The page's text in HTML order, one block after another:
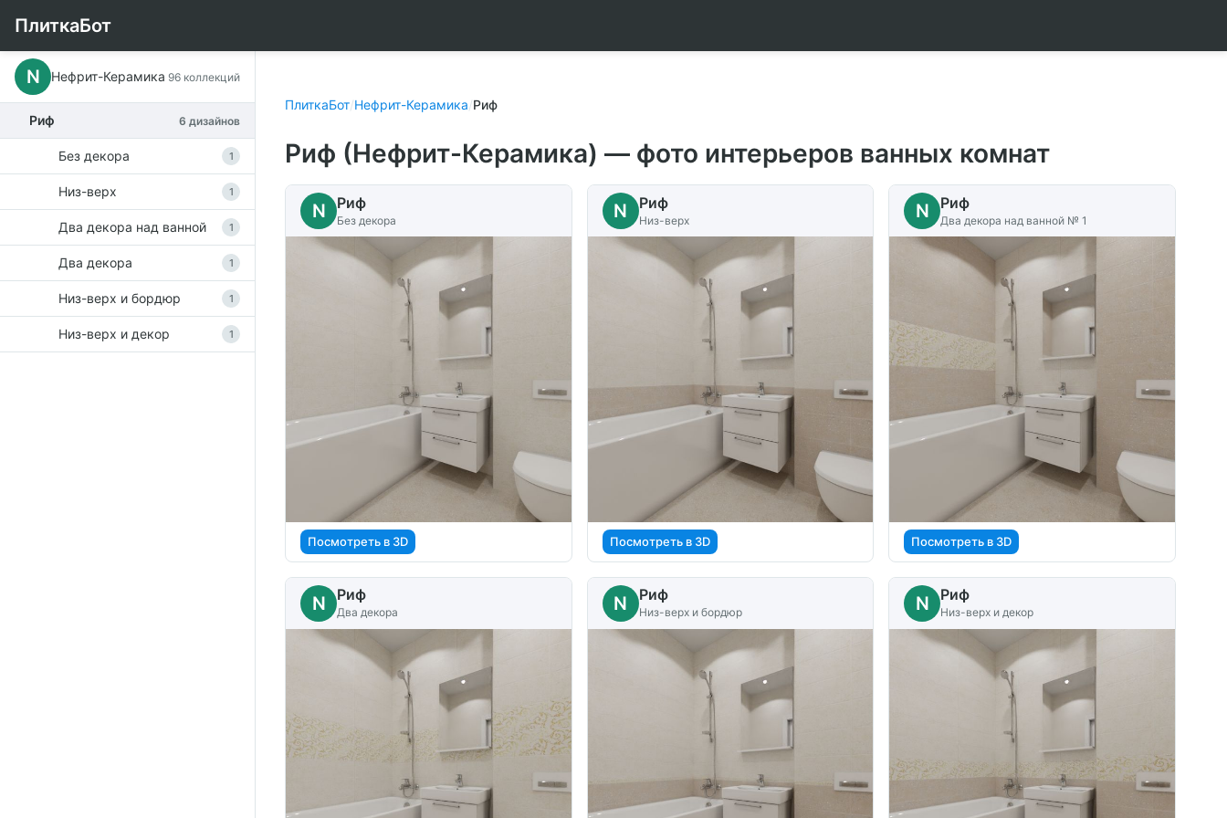
ПлиткаБот
N Нефрит-Керамика 96 коллекций
Риф 6 дизайнов
Без декора 1
Низ-верх 1
Два декора над ванной 1
Два декора 1
Низ-верх и бордюр 1
Низ-верх и декор 1
ПлиткаБот/Нефрит-Керамика/Риф
Риф (Нефрит-Керамика) — фото интерьеров ванных комнат
N Риф
Без декора
Посмотреть в 3D
N Риф
Низ-верх
Посмотреть в 3D
N Риф
Два декора над ванной № 1
Посмотреть в 3D
N Риф
Два декора N Риф
Низ-верх и бордюр N Риф
Низ-верх и декор